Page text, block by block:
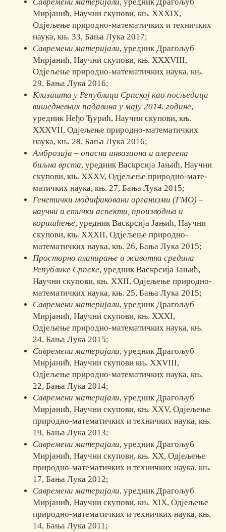
Мирјанић, Научни ску­пови, књ. XXXIX,
Одјељење природно-математичких и техничких
наука, књ. 33, Бања Лука 2017;
Савремени материјали, уредник Драгољуб
Мирјанић, Научни ску­пови, књ. XXXVIII,
Одјељење природно-математичких наука, књ.
29, Бања Лука 2016;
Клизишта у Републици Српској као посљедица
вишедневних падавина у мају 2014. године,
уредник Неђо Ђурић, Научни скупови, књ.
XXXVII, Одјељење природно-математичких
наука, књ. 28, Бања Лука 2016;
Амброзија – опасна инвазиона и алергена
биљна врста, уред­ник Васк­р­сија Јањић, Научни
скупови, књ. XXXV, Одјељење при­родно-ма­те­
матичких наука, књ. 27, Бања Лука 2015;
Генетички модификовани организми (ГМО) –
научни и етички аспек­ти, производња и
коришћење, уредник Васкрсија Јањић, Научни
ску­по­ви, књ. XXXII, Одјељење природно-
математичких наука, књ. 26, Бања Лука 2015;
Просторно планирање и животна средина
Републике Српске, уред­ник Васкрсија Јањић,
Научни скупови, књ. XXII, Одјељење при­родно-
ма­те­ма­тичких наука, књ. 25, Бања Лука 2015;
Савремени материјали, уредник Драгољуб
Мирјанић, Научни ску­по­ви, књ. XXXI,
Одјељење природно-математичких наука, књ.
24, Бања Лука 2015;
Савремени материјали, уредник Драгољуб
Мирјанић, Научни ску­по­ви књ. XXVIII,
Одјељење природно-математичких наука, књ.
22, Бања Лука 2014;
Савремени материјали, уредник Драгољуб
Мирјанић, Научни ску­по­ви, књ. XXV, Одјељење
природно-математичких и техничких наука, књ.
19, Бања Лука 2013;
Савремени материјали, уредник Драгољуб
Мирјанић, Научни ску­пови, књ. XX, Одјељење
природно-математичких и техничких наука, књ.
17, Бања Лука 2012;
Савремени материјали, уредник Драгољуб
Мирјанић, Научни ску­по­ви, књ. XIX, Одјељење
природно-математичких и техничких наука, књ.
14, Бања Лука 2011;